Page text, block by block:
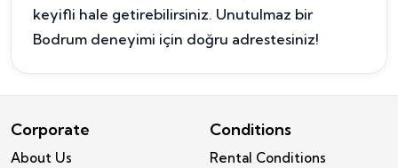
keyifli hale getirebilirsiniz. Unutulmaz bir
Bodrum deneyimi için doğru adrestesiniz!
Corporate
About Us
Conditions
Rental Conditions